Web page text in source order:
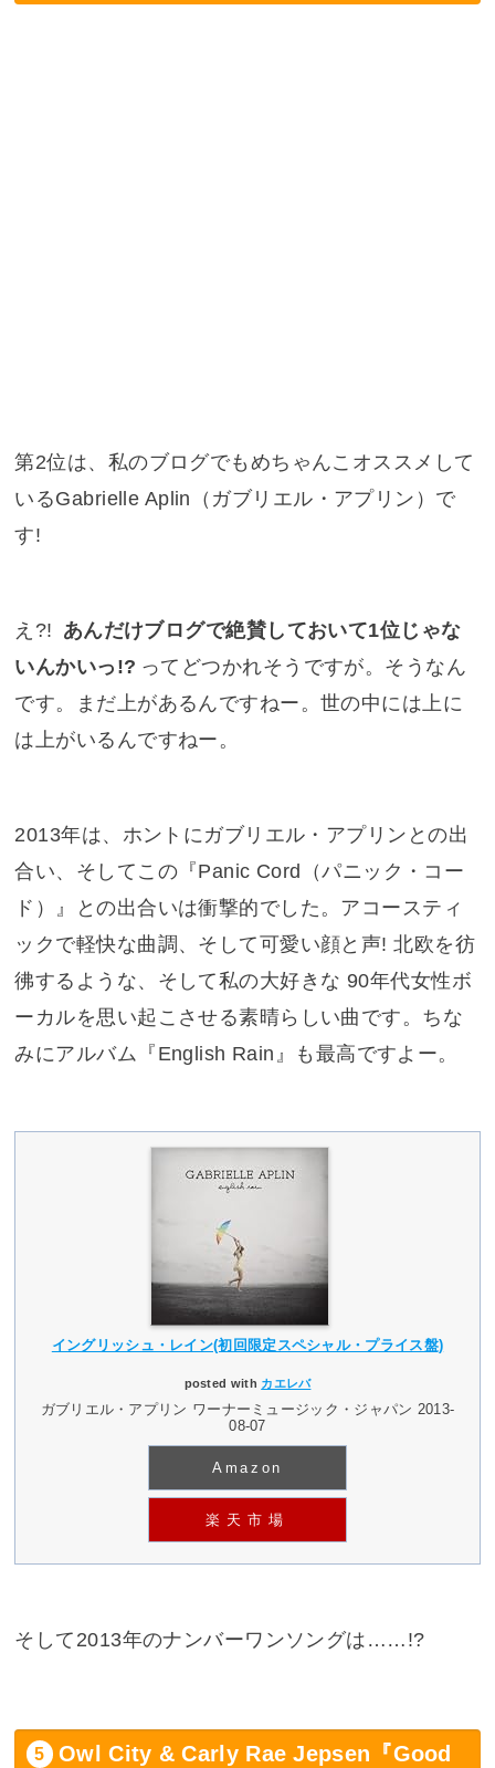
第2位は、私のブログでもめちゃんこオススメして
いるGabrielle Aplin（ガブリエル・アプリン）で
す!
え?! あんだけブログで絶賛しておいて1位じゃな
いんかいっ!? ってどつかれそうですが。そうなん
です。まだ上があるんですねー。世の中には上に
は上がいるんですねー。
2013年は、ホントにガブリエル・アプリンとの出
合い、そしてこの『Panic Cord（パニック・コー
ド）
』との出合いは衝撃的でした。アコースティ
ックで軽快な曲調、そして可愛い顔と声! 北欧を彷
彿するような、そして私の大好きな 90年代女性ボ
ーカルを思い起こさせる素晴らしい曲です。ちな
みにアルバム『English Rain』も最高ですよー。
イングリッシュ・レイン(初回限定スペシャル・プライス盤)
posted with カエレバ
ガブリエル・アプリン ワーナーミュージック・ジャパン 2013-
08-07
Amazon
楽天市場
そして2013年のナンバーワンソングは……!?
Owl City & Carly Rae Jepsen『Good